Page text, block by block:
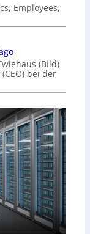
Employees,
(Bild)
bei der